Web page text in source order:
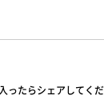
ったらシェアしてくだ